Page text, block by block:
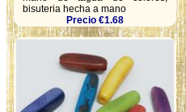
bisuteria hecha a mano
Precio €1.68